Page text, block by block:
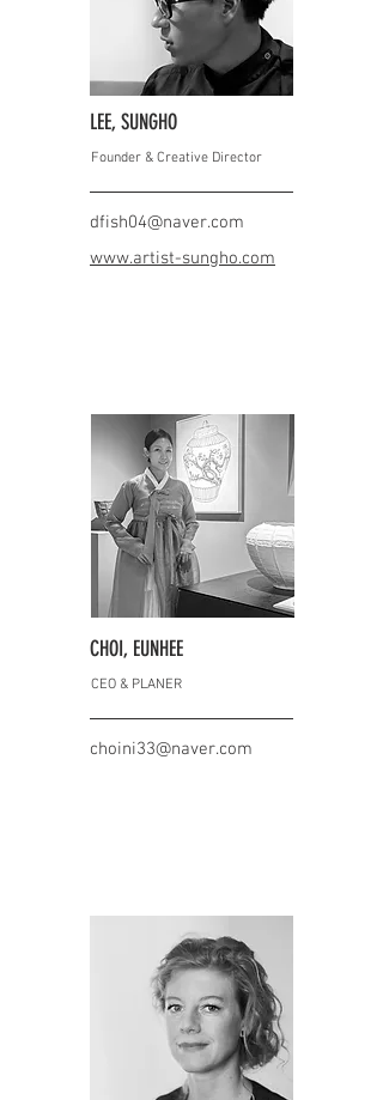
LEE, SUNGHO
Founder & Creative Director
dfish04@naver.com
www.artist-sungho.com
CHOI, EUNHEE
CEO & PLANER
choini33@naver.com